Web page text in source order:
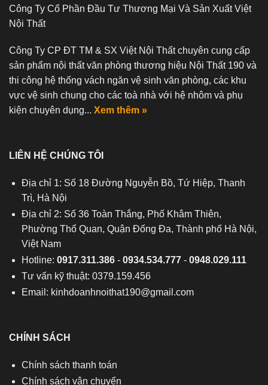
Công Ty Cổ Phần Đầu Tư Thương Mại Và Sản Xuất Việt
Nội Thất
Công Ty CP ĐT TM & SX Việt Nội Thất chuyên cung cấp
sản phẩm nội thất văn phòng thương hiệu Nội Thất 190 và
thi công hệ thống vách ngăn vệ sinh văn phòng, các khu
vực vệ sinh chung cho các toà nhà với hệ nhôm và phụ
kiện chuyên dụng... Xem thêm »
LIÊN HỆ CHÚNG TÔI
Địa chỉ 1: Số 18 Đường Nguyễn Bồ, Tứ Hiệp, Thanh
Trì, Hà Nội
Địa chỉ 2: Số 36 Toàn Thắng, Phố Khâm Thiên,
Phường Thổ Quan, Quận Đống Đa, Thành phố Hà Nội,
Việt Nam
Hotline: 0917.311.386- 0934.534.777- 0948.029.111
Tư vấn kỹ thuật: 0379.159.456
Email: kinhdoanhnoithat190@gmail.com
CHÍNH SÁCH
Chính sách thanh toán
Chính sách vận chuyển